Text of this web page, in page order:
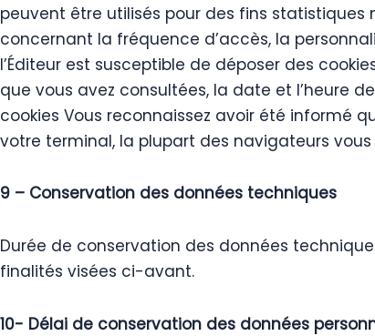
peuvent être utilisés pour des fins
concernant la fréquence d’accès, la
l’Éditeur est susceptible de déposer des
que vous avez consultées, la date et l’heure
cookies Vous reconnaissez avoir été informé
votre terminal, la plupart des navigateurs
9 – Conservation des données techniques
Durée de conservation des données
finalités visées ci-avant.
10- Délai de conservation des données